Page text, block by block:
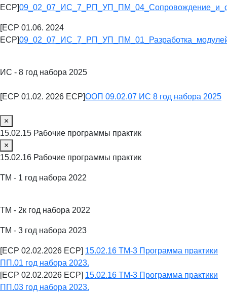
ECP]
[ECP 01.06. 2024
ECP]
ИС - 8 год набора 2025
[ECP 01.02. 2026 ECP]ООП 09.02.07 ИС 8 год набора 2025
×
15.02.15 Рабочие программы практик
×
15.02.16 Рабочие программы практик
ТМ - 1 год набора 2022
ТМ - 2к год набора 2022
ТМ - 3 год набора 2023
[ECP 02.02.2026 ECP] 15.02.16 ТМ-3 Программа практики
ПП.01 год набора 2023.
[ECP 02.02.2026 ECP] 15.02.16 ТМ-3 Программа практики
ПП.03 год набора 2023.